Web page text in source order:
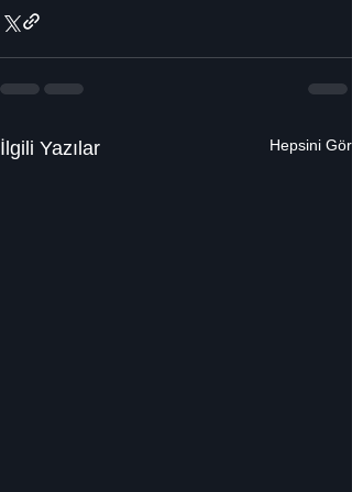
İlgili Yazılar Hepsini Gör